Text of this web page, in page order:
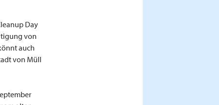
Day
von
auch
von Müll